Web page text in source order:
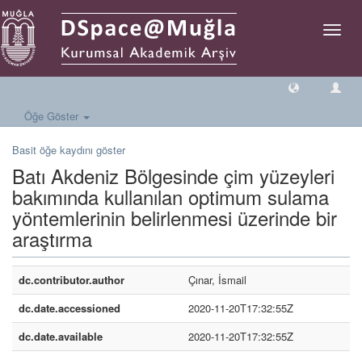
Geçiş
Öğe Göster
Basit öğe kaydını göster
Batı Akdeniz Bölgesinde çim yüzeyleri
bakımında kullanılan optimum sulama
yöntemlerinin belirlenmesi üzerinde bir
araştırma
dc.contributor.author
Çınar, İsmail
dc.date.accessioned
2020-11-20T17:32:55Z
dc.date.available
2020-11-20T17:32:55Z